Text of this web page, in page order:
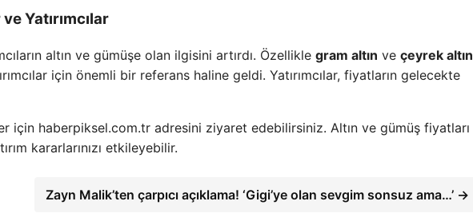
Yatırımcılar
altın ve gümüşe olan ilgisini artırdı. Özellikle gram altın ve çeyrek altın
için önemli bir referans haline geldi. Yatırımcılar, fiyatların gelecekte
için haberpiksel.com.tr adresini ziyaret edebilirsiniz. Altın ve gümüş fiyatları
kararlarınızı etkileyebilir.
Zayn Malik’ten çarpıcı açıklama! ‘Gigi’ye olan sevgim sonsuz ama…’ →